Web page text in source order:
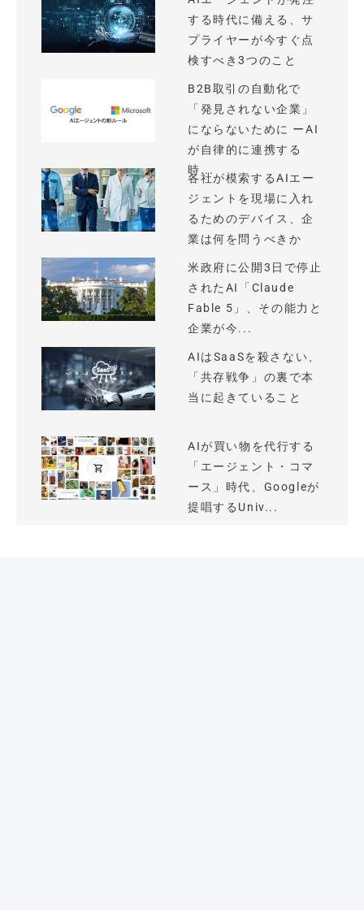
する時代に備える、サ
プライヤーが今すぐ点
検すべき3つのこと
B2B取引の自動化で
「発見されない企業」
にならないために ーAI
が自律的に連携する
時...
各社が模索するAIエー
ジェントを現場に入れ
るためのデバイス、企
業は何を問うべきか
米政府に公開3日で停止
されたAI「Claude
Fable 5」、その能力と
企業が今...
AIはSaaSを殺さない、
「共存戦争」の裏で本
当に起きていること
AIが買い物を代行する
「エージェント・コマ
ース」時代、Googleが
提唱するUniv...